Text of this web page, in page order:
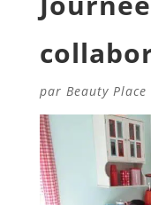
par Beauty Place